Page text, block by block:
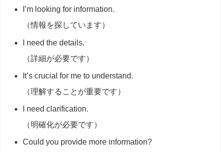
I’m looking for information.
（情報を探しています）
I need the details.
（詳細が必要です）
It’s crucial for me to understand.
（理解することが重要です）
I need clarification.
（明確化が必要です）
Could you provide more information?